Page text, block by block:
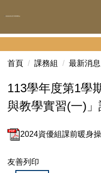
到
容
首頁 課務組 最新消息
113學年度第1學
與教學實習(一)
2024資優組課前暖身
友善列印